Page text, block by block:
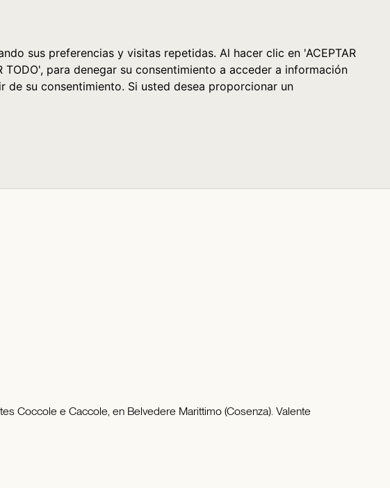
sus preferencias y visitas repetidas. Al hacer clic en 'ACEPTAR
para denegar su consentimiento a acceder a información
de su consentimiento. Si usted desea proporcionar un
Coccole e Caccole, en Belvedere Marittimo (Cosenza). Valente